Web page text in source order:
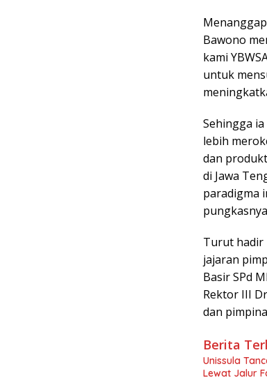
Bawono
kami
untuk
Sehingga
lebih
dan
di Jawa
paradigma
Turut hadir
jajaran
Basir SPd
Rektor III
dan
Berita
Unissula
Lewat Jalur